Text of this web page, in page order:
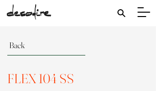
Back
FLEX 104 SS